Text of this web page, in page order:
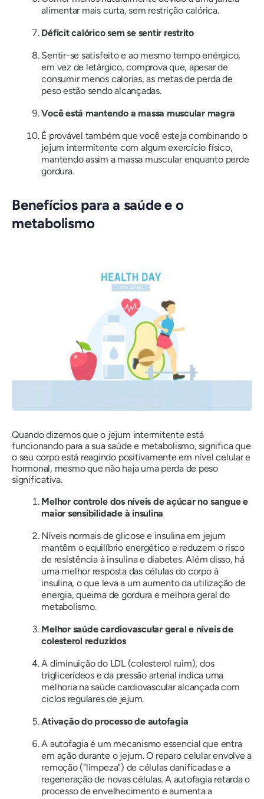
alimentar mais curta, sem restrição calórica.
Déficit calórico sem se sentir restrito
Sentir-se satisfeito e ao mesmo tempo enérgico,
em vez de letárgico, comprova que, apesar de
consumir menos calorias, as metas de perda de
peso estão sendo alcançadas.
Você está mantendo a massa muscular magra
É provável também que você esteja combinando o
jejum intermitente com algum exercício físico,
mantendo assim a massa muscular enquanto perde
gordura.
Benefícios para a saúde e o
metabolismo
Quando dizemos que o jejum intermitente está
funcionando para a sua saúde e metabolismo, significa que
o seu corpo está reagindo positivamente em nível celular e
hormonal, mesmo que não haja uma perda de peso
significativa.
Melhor controle dos níveis de açúcar no sangue e
maior sensibilidade à insulina
Níveis normais de glicose e insulina em jejum
mantêm o equilíbrio energético e reduzem o risco
de resistência à insulina e diabetes. Além disso, há
uma melhor resposta das células do corpo à
insulina, o que leva a um aumento da utilização de
energia, queima de gordura e melhora geral do
metabolismo.
Melhor saúde cardiovascular geral e níveis de
colesterol reduzidos
A diminuição do LDL (colesterol ruim), dos
triglicerídeos e da pressão arterial indica uma
melhoria na saúde cardiovascular alcançada com
ciclos regulares de jejum.
Ativação do processo de autofagia
A autofagia é um mecanismo essencial que entra
em ação durante o jejum. O reparo celular envolve a
remoção ("limpeza") de células danificadas e a
regeneração de novas células. A autofagia retarda o
processo de envelhecimento e aumenta a